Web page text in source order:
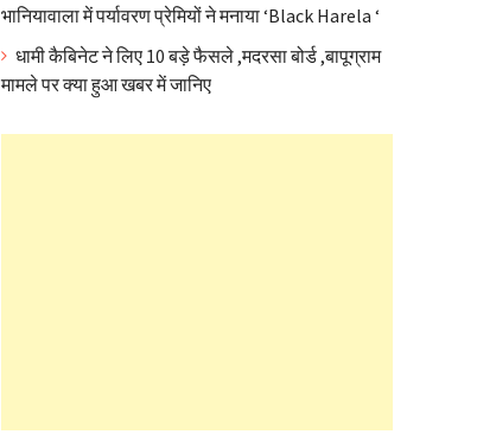
भानियावाला में पर्यावरण प्रेमियों ने मनाया ‘Black Harela ‘
धामी कैबिनेट ने लिए 10 बड़े फैसले ,मदरसा बोर्ड ,बापूग्राम
मामले पर क्या हुआ खबर में जानिए